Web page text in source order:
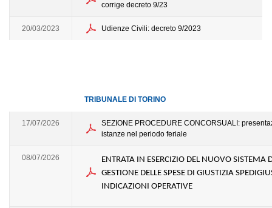
corrige decreto 9/23
20/03/2023 Udienze Civili: decreto 9/2023
TRIBUNALE DI TORINO
17/07/2026
SEZIONE PROCEDURE CONCORSUALI:
istanze nel periodo feriale
08/07/2026
ENTRATA IN ESERCIZIO DEL NUOVO SISTEMA
GESTIONE DELLE SPESE DI GIUSTIZIA
INDICAZIONI OPERATIVE